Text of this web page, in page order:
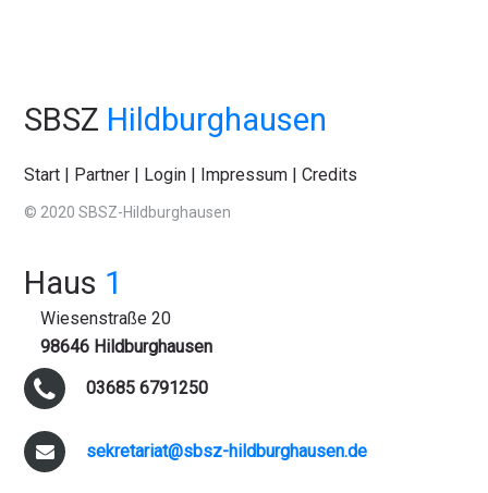
SBSZ Hildburghausen
Start | Partner | Login | Impressum |Credits
© 2020 SBSZ-Hildburghausen
Haus 1
Wiesenstraße 20
98646 Hildburghausen
03685 6791250
sekretariat@sbsz-hildburghausen.de